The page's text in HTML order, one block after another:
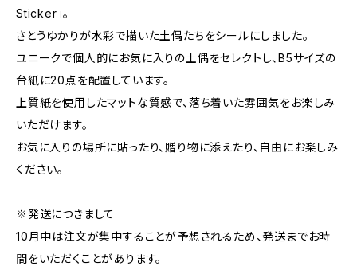
Sticker」。
さとうゆかりが水彩で描いた土偶たちをシールにしました。
ユニークで個人的にお気に入りの土偶をセレクトし、B5サイズの
台紙に20点を配置しています。
上質紙を使用したマットな質感で、落ち着いた雰囲気をお楽しみ
いただけます。
お気に入りの場所に貼ったり、贈り物に添えたり、自由にお楽しみ
ください。
※発送につきまして
10月中は注文が集中することが予想されるため、発送までお時
間をいただくことがあります。